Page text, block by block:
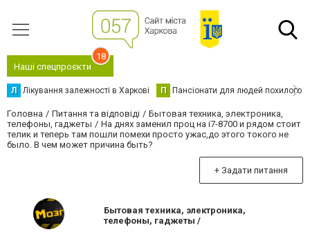
Наші спецпроєкти
18
Л Лікування залежності в Харкові П Пансіонати для людей похилого
Головна Питання та відповіді
Бытовая техника, электроника,
телефоны, гаджеты
На днях заменил проц на i7-8700 и рядом стоит
телик и теперь там пошли помехи просто ужас,до этого токого не
было. В чем может причина быть?
+ Задати питання
Бытовая техника, электроника,
телефоны, гаджеты /